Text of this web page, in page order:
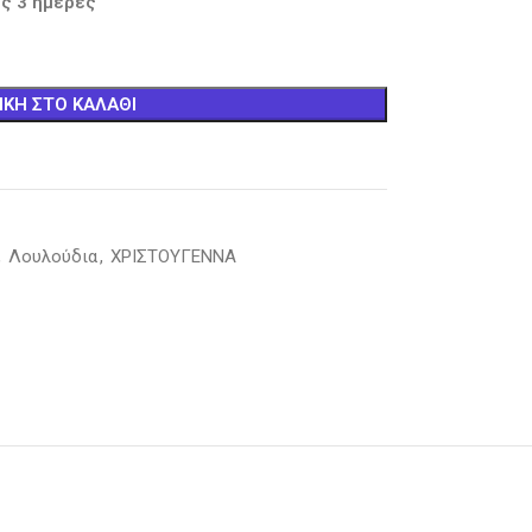
ΣΤΟ ΚΑΛΆΘΙ
Λουλούδια, ΧΡΙΣΤΟΥΓΕΝΝΑ